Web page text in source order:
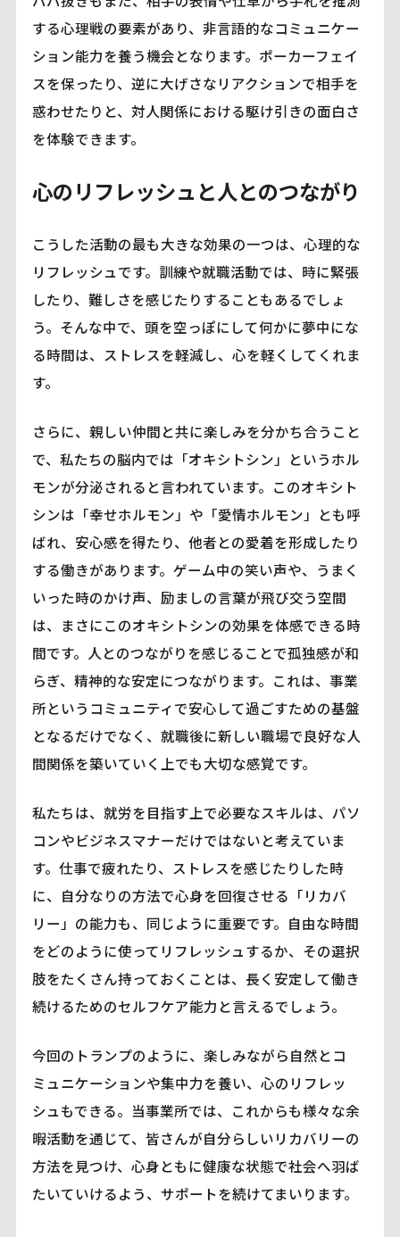
する心理戦の要素があり、非言語的なコミュニケー
ション能力を養う機会となります。ポーカーフェイ
スを保ったり、逆に大げさなリアクションで相手を
惑わせたりと、対人関係における駆け引きの面白さ
を体験できます。
心のリフレッシュと人とのつながり
こうした活動の最も大きな効果の一つは、心理的な
リフレッシュです。訓練や就職活動では、時に緊張
したり、難しさを感じたりすることもあるでしょ
う。そんな中で、頭を空っぽにして何かに夢中にな
る時間は、ストレスを軽減し、心を軽くしてくれま
す。
さらに、親しい仲間と共に楽しみを分かち合うこと
で、私たちの脳内では「オキシトシン」というホル
モンが分泌されると言われています。このオキシト
シンは「幸せホルモン」や「愛情ホルモン」とも呼
ばれ、安心感を得たり、他者との愛着を形成したり
する働きがあります。ゲーム中の笑い声や、うまく
いった時のかけ声、励ましの言葉が飛び交う空間
は、まさにこのオキシトシンの効果を体感できる時
間です。人とのつながりを感じることで孤独感が和
らぎ、精神的な安定につながります。これは、事業
所というコミュニティで安心して過ごすための基盤
となるだけでなく、就職後に新しい職場で良好な人
間関係を築いていく上でも大切な感覚です。
私たちは、就労を目指す上で必要なスキルは、パソ
コンやビジネスマナーだけではないと考えていま
す。仕事で疲れたり、ストレスを感じたりした時
に、自分なりの方法で心身を回復させる「リカバ
リー」の能力も、同じように重要です。自由な時間
をどのように使ってリフレッシュするか、その選択
肢をたくさん持っておくことは、長く安定して働き
続けるためのセルフケア能力と言えるでしょう。
今回のトランプのように、楽しみながら自然とコ
ミュニケーションや集中力を養い、心のリフレッ
シュもできる。当事業所では、これからも様々な余
暇活動を通じて、皆さんが自分らしいリカバリーの
方法を見つけ、心身ともに健康な状態で社会へ羽ば
たいていけるよう、サポートを続けてまいります。